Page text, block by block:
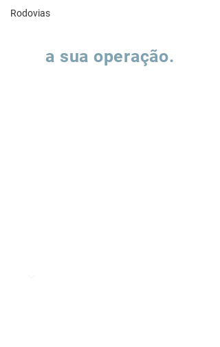
Rodovias
a sua operação.